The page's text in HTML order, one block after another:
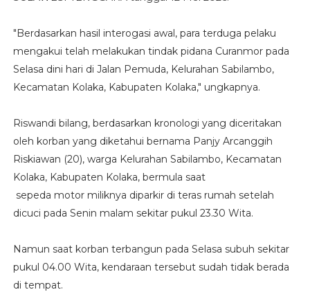
"Berdasarkan hasil interogasi awal, para terduga pelaku
mengakui telah melakukan tindak pidana Curanmor pada
Selasa dini hari di Jalan Pemuda, Kelurahan Sabilambo,
Kecamatan Kolaka, Kabupaten Kolaka," ungkapnya.
Riswandi bilang, berdasarkan kronologi yang diceritakan
oleh korban yang diketahui bernama Panjy Arcanggih
Riskiawan (20), warga Kelurahan Sabilambo, Kecamatan
Kolaka, Kabupaten Kolaka, bermula saat
sepeda motor miliknya diparkir di teras rumah setelah
dicuci pada Senin malam sekitar pukul 23.30 Wita.
Namun saat korban terbangun pada Selasa subuh sekitar
pukul 04.00 Wita, kendaraan tersebut sudah tidak berada
di tempat.